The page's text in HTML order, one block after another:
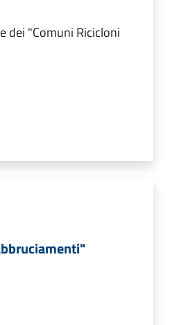
dei "Comuni Ricicloni